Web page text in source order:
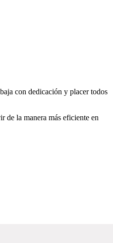
con dedicación y placer todos
de la manera más eficiente en